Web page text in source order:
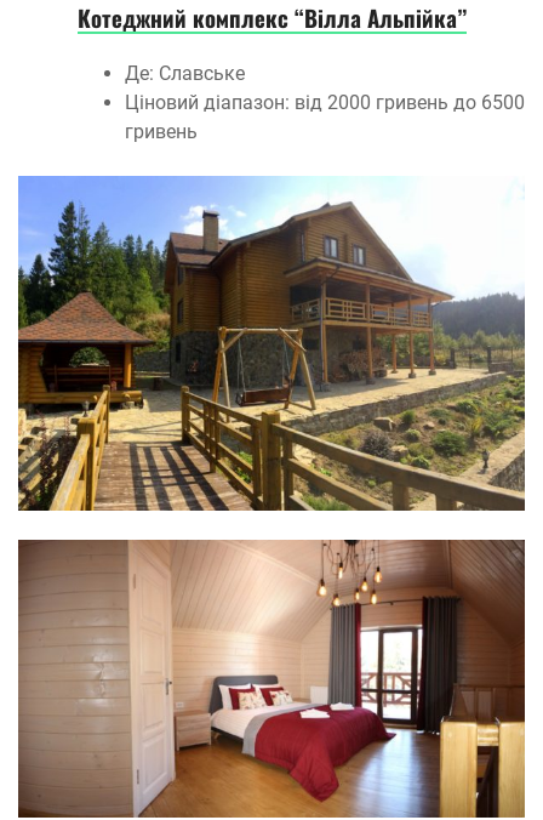
Котеджний комплекс “Вілла Альпійка”
Де: Славське
Ціновий діапазон: від 2000 гривень до 6500
гривень